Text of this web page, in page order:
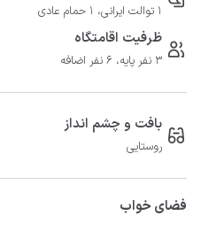
1 توالت ایرانی، 1 حمام عادی
ظرفیت اقامتگاه
3 نفر پایه، 6 نفر اضافه
بافت و چشم انداز
روستایی
فضای خواب